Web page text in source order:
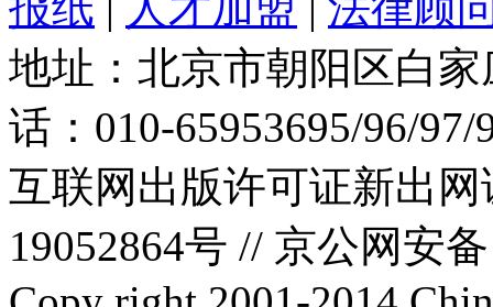
地址：北京市朝阳区白
话：010-65953695/96/
互联网出版许可证新出
19052864号 // 京公网安